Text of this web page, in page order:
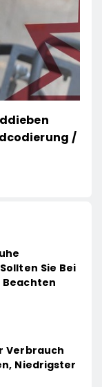
/
Sie Bei
Beachten
Verbrauch
Niedrigster